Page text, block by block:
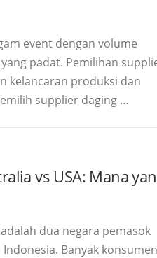
event dengan volume
padat. Pemilihan
kelancaran produksi dan
supplier daging …
vs USA: Mana
dua negara pemasok
Banyak konsumen